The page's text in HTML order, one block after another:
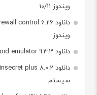
ویندوز 10/11
ویندوز
دانلود memu android emulator 9.3.3 شبیه ساز اندروید در ویندوز
سیستم